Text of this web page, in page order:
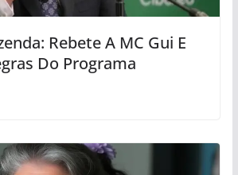
Rebete A MC Gui E
Do Programa